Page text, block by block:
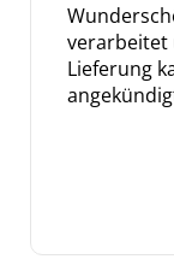
verarbeitet
Lieferung